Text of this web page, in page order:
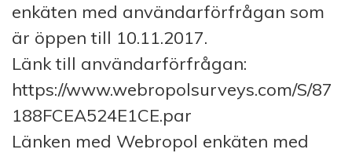
enkäten med användarförfrågan som
är öppen till 10.11.2017.
Länk till användarförfrågan:
https://www.webropolsurveys.com/S/87
188FCEA524E1CE.par
Länken med Webropol enkäten med